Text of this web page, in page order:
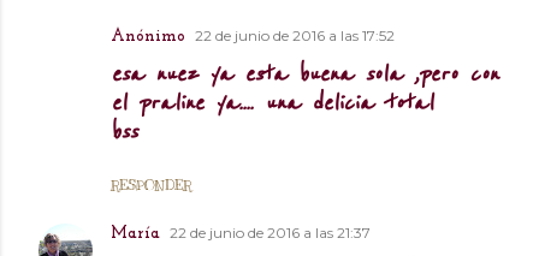
Anónimo 22 de junio de 2016 a las 17:52
esa nuez ya esta buena sola ,pero con
el praline ya.... una delicia total
bss
RESPONDER
María 22 de junio de 2016 a las 21:37